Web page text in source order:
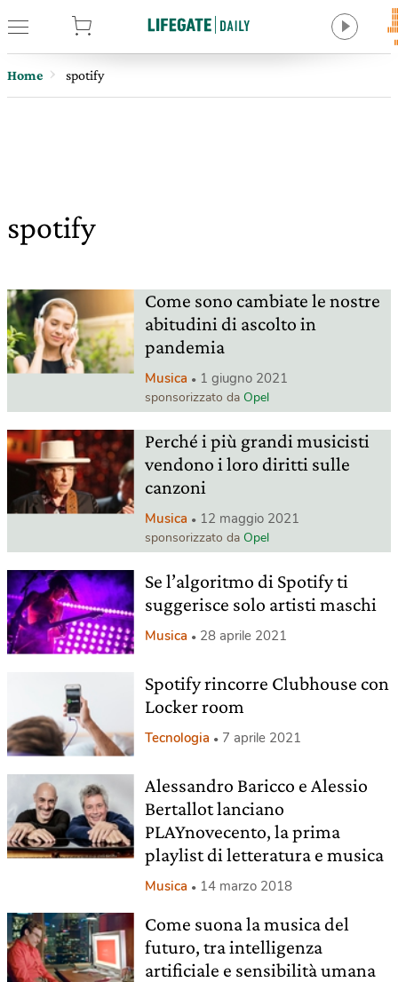
Home spotify
spotify
Come sono cambiate le nostre
abitudini di ascolto in
pandemia
Musica 1 giugno 2021
sponsorizzato da Opel
Perché i più grandi musicisti
vendono i loro diritti sulle
canzoni
Musica 12 maggio 2021
sponsorizzato da Opel
Se l’algoritmo di Spotify ti
suggerisce solo artisti maschi
Musica 28 aprile 2021
Spotify rincorre Clubhouse con
Locker room
Tecnologia 7 aprile 2021
Alessandro Baricco e Alessio
Bertallot lanciano
PLAYnovecento, la prima
playlist di letteratura e musica
Musica 14 marzo 2018
Come suona la musica del
futuro, tra intelligenza
artificiale e sensibilità umana